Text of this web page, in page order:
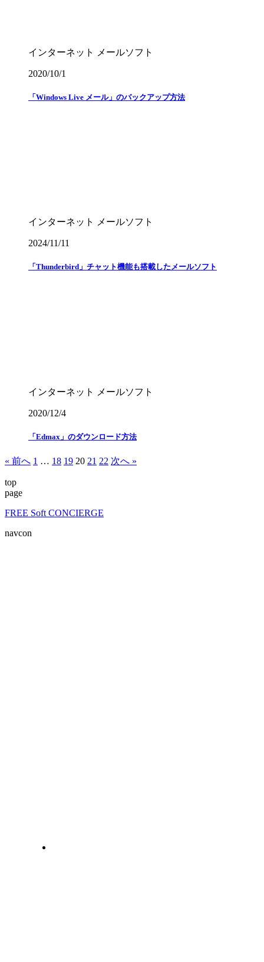
インターネット メールソフト
2020/10/1
「Windows Live メール」のバックアップ方法
インターネット メールソフト
2024/11/11
「Thunderbird」チャット機能も搭載したメールソフト
インターネット メールソフト
2020/12/4
「Edmax」のダウンロード方法
« 前へ 1 … 18 19 20 21 22 次へ »
top
page
FREE Soft CONCIERGE
navcon